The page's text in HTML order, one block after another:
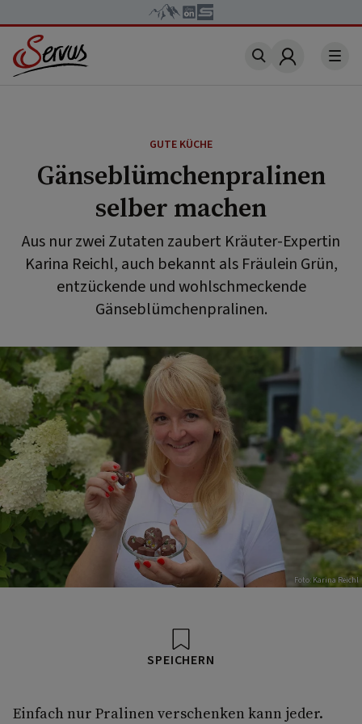
Account
GUTE KÜCHE
Gänseblümchenpralinen
selber machen
Aus nur zwei Zutaten zaubert Kräuter-Expertin
Karina Reichl, auch bekannt als Fräulein Grün,
entzückende und wohlschmeckende
Gänseblümchenpralinen.
Foto: Karina Reichl
SPEICHERN
Einfach nur Pralinen verschenken kann jeder.